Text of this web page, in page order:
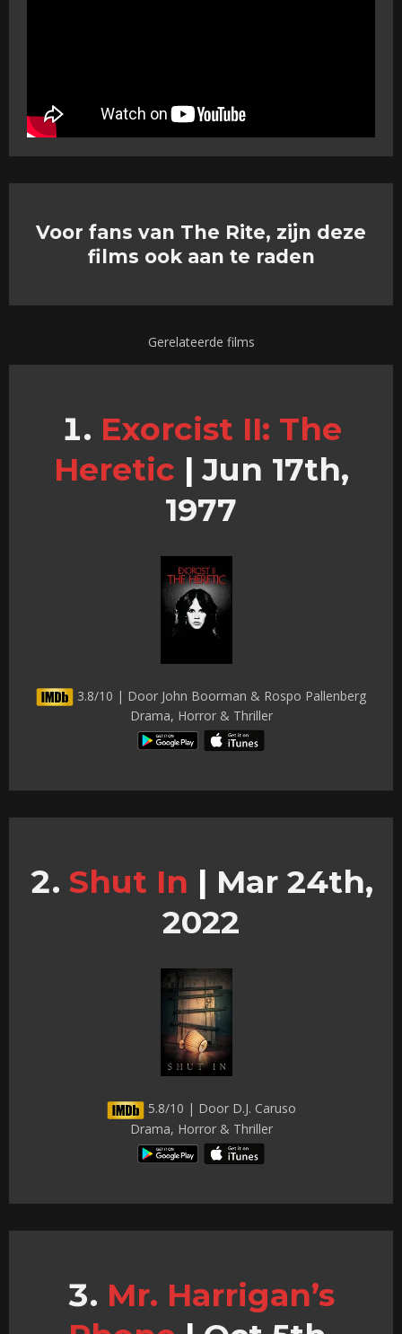
Voor fans van The Rite, zijn deze
films ook aan te raden
Gerelateerde films
Exorcist II: The
Heretic | Jun 17th,
1977
3.8/10 | Door John Boorman & Rospo Pallenberg
Drama, Horror & Thriller
Shut In | Mar 24th,
2022
5.8/10 | Door D.J. Caruso
Drama, Horror & Thriller
Mr. Harrigan’s